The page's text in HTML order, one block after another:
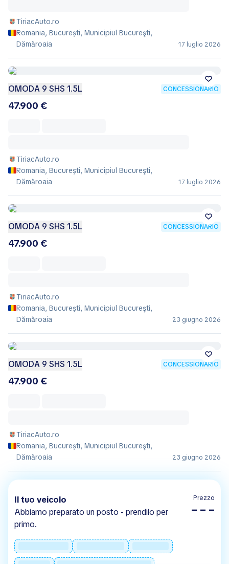
TiriacAuto.ro
Romania, București, Municipiul Bucureşti,
Dămăroaia
17 luglio 2026
OMODA 9 SHS 1.5L CONCESSIONARIO
47.900 €
TiriacAuto.ro
Romania, București, Municipiul Bucureşti,
Dămăroaia
17 luglio 2026
OMODA 9 SHS 1.5L CONCESSIONARIO
47.900 €
TiriacAuto.ro
Romania, București, Municipiul Bucureşti,
Dămăroaia
23 giugno 2026
OMODA 9 SHS 1.5L CONCESSIONARIO
47.900 €
TiriacAuto.ro
Romania, București, Municipiul Bucureşti,
Dămăroaia
23 giugno 2026
Il tuo veicolo
Abbiamo preparato un posto - prendilo per
primo.
Prezzo
– – –